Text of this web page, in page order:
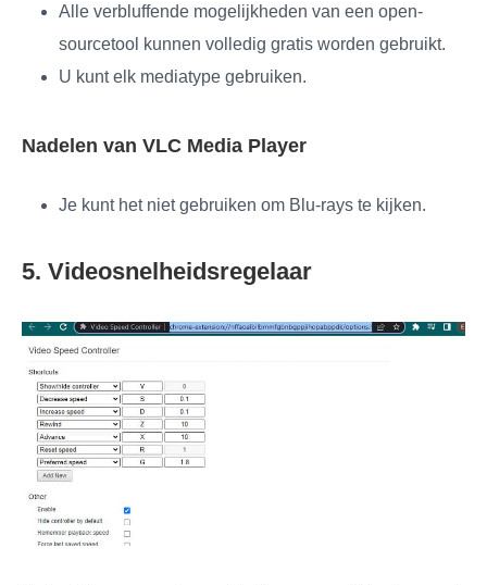
Alle verbluffende mogelijkheden van een open-
sourcetool kunnen volledig gratis worden gebruikt.
U kunt elk mediatype gebruiken.
Nadelen van VLC Media Player
Je kunt het niet gebruiken om Blu-rays te kijken.
5. Videosnelheidsregelaar